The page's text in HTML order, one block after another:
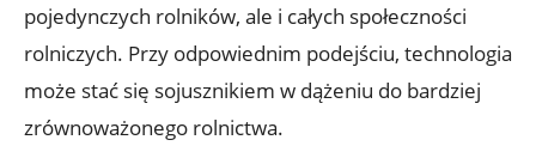
pojedynczych rolników, ale i całych społeczności
rolniczych. Przy odpowiednim podejściu, technologia
może stać się sojusznikiem w dążeniu do bardziej
zrównoważonego rolnictwa.